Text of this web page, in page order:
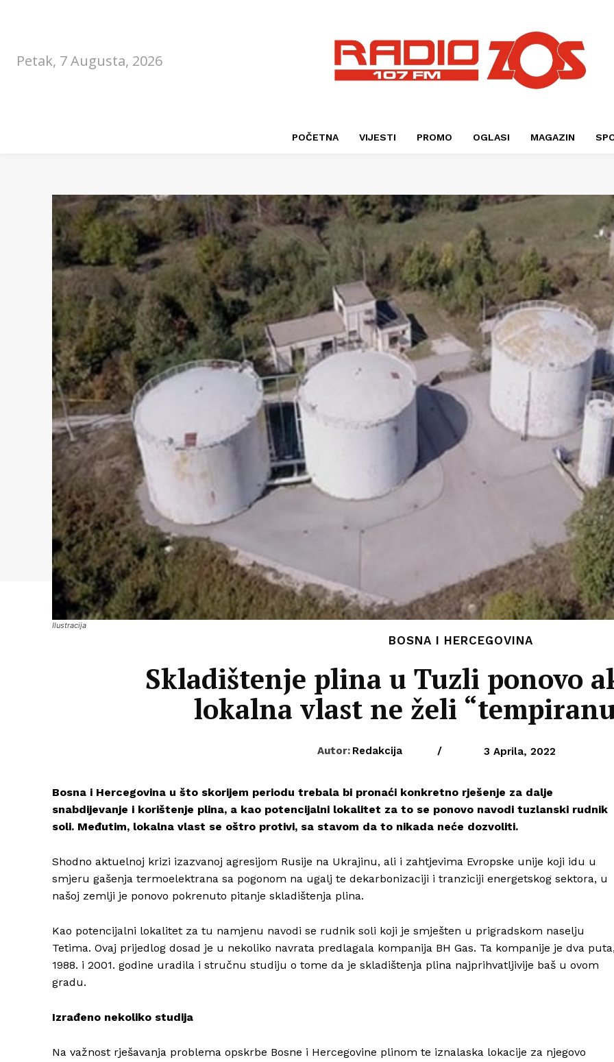
Petak, 7 Augusta, 2026
POČETNA VIJESTI PROMO OGLASI MAGAZIN
Ilustracija
BOSNA I HERCEGOVINA
Skladištenje plina u Tuzli ponovo
lokalna vlast ne želi
Autor: Redakcija / 3 Aprila, 2022
Bosna i Hercegovina u što skorijem periodu trebala bi pronaći konkretno rješenje za dalje
snabdijevanje i korištenje plina, a kao potencijalni lokalitet za to se ponovo navodi tuzlanski rudnik
soli. Međutim, lokalna vlast se oštro protivi, sa stavom da to nikada neće dozvoliti.
Shodno aktuelnoj krizi izazvanoj agresijom Rusije na Ukrajinu, ali i zahtjevima Evropske unije koji idu u
smjeru gašenja termoelektrana sa pogonom na ugalj te dekarbonizaciji i tranziciji energetskog sektora, u
našoj zemlji je ponovo pokrenuto pitanje skladištenja plina.
Kao potencijalni lokalitet za tu namjenu navodi se rudnik soli koji je smješten u prigradskom naselju
Tetima. Ovaj prijedlog dosad je u nekoliko navrata predlagala kompanija BH Gas. Ta kompanije je dva
1988. i 2001. godine uradila i stručnu studiju o tome da je skladištenja plina najprihvatljivije baš u ovom
gradu.
Izrađeno nekoliko studija
Na važnost rješavanja problema opskrbe Bosne i Hercegovine plinom te iznalaska lokacije za njegovo